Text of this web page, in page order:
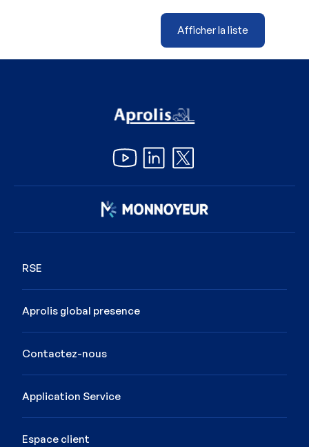
Afficher la liste
RSE
Aprolis global presence
Contactez-nous
Application Service
Espace client